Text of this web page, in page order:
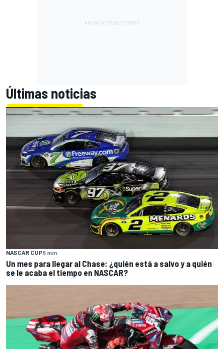
Últimas noticias
NASCAR CUP5 min
Un mes para llegar al Chase: ¿quién está a salvo y a quién
se le acaba el tiempo en NASCAR?